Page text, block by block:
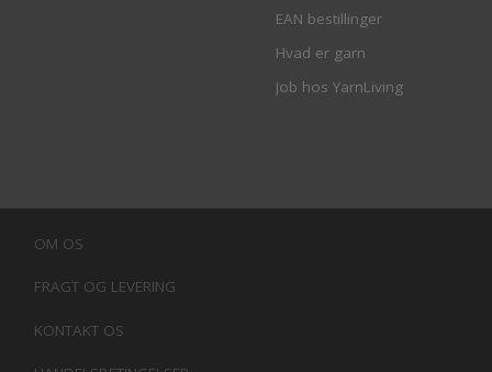
EAN bestillinger
Hvad er garn
Job hos YarnLiving
OM OS
FRAGT OG LEVERING
KONTAKT OS